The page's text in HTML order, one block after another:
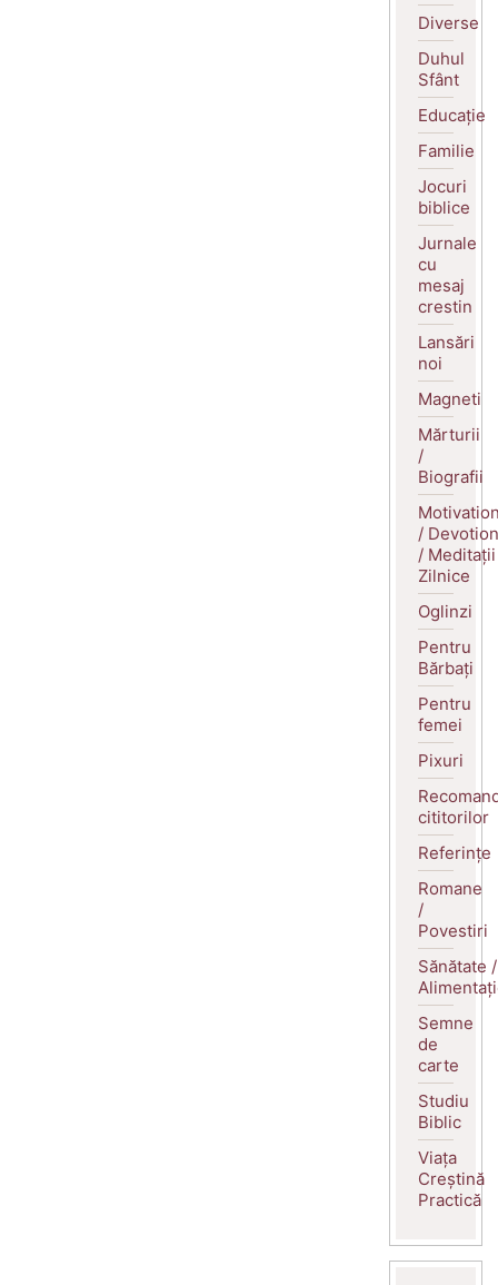
Diverse
Duhul
Sfânt
Educație
Familie
Jocuri
biblice
Jurnale
cu
mesaj
crestin
Lansări
noi
Magneti
Mărturii
/
Biografii
/
/ Meditații
Zilnice
Oglinzi
Pentru
Bărbați
Pentru
femei
Pixuri
cititorilor
Referințe
Romane
/
Povestiri
Sănătate /
Semne
de
carte
Studiu
Biblic
Viața
Creștină
Practică